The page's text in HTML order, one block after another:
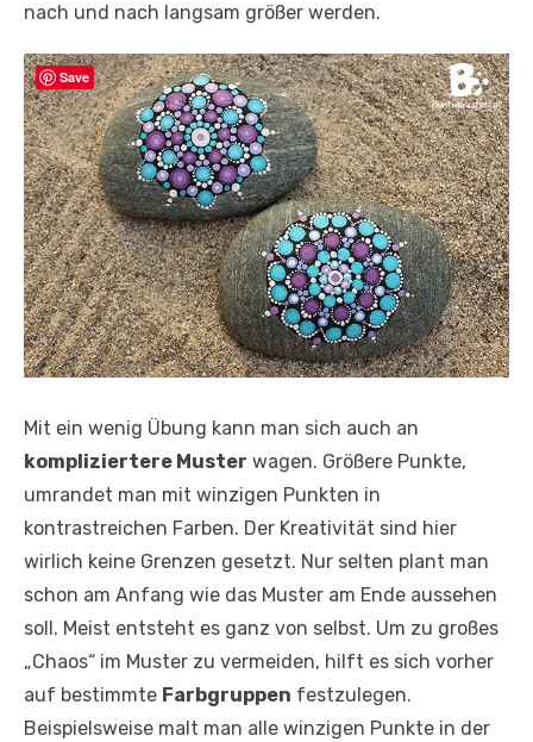
nach und nach langsam größer werden.
Mit ein wenig Übung kann man sich auch an
kompliziertere Muster wagen. Größere Punkte,
umrandet man mit winzigen Punkten in
kontrastreichen Farben. Der Kreativität sind hier
wirlich keine Grenzen gesetzt. Nur selten plant man
schon am Anfang wie das Muster am Ende aussehen
soll. Meist entsteht es ganz von selbst. Um zu großes
„Chaos“ im Muster zu vermeiden, hilft es sich vorher
auf bestimmte Farbgruppen festzulegen.
Beispielsweise malt man alle winzigen Punkte in der
Save